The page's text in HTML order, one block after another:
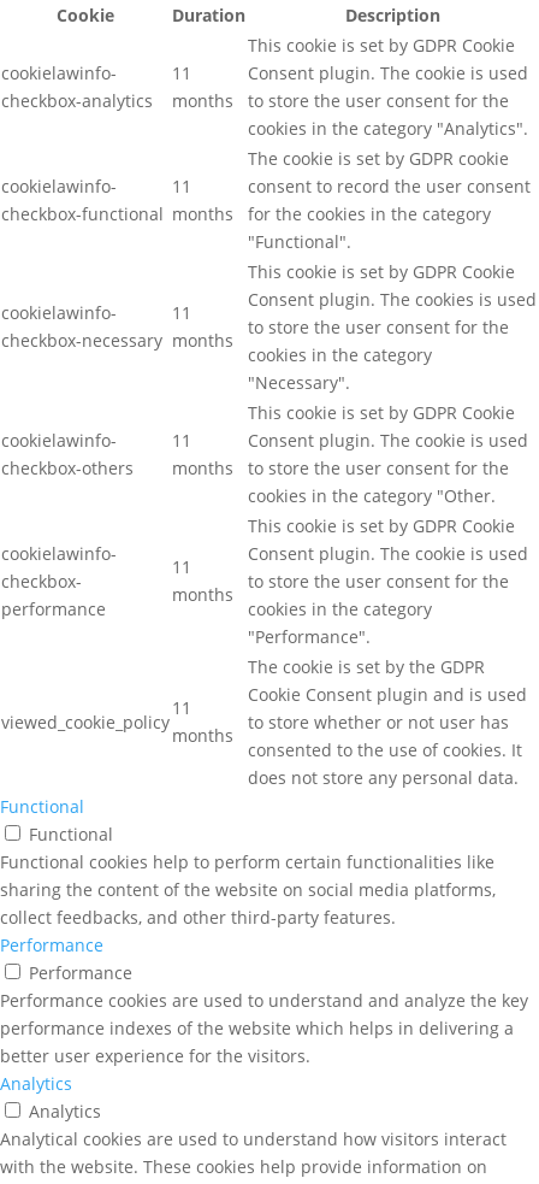
Cookie
Duration Description
cookielawinfo-
checkbox-analytics
11
months
This cookie is set by GDPR Cookie
Consent plugin. The cookie is used
to store the user consent for the
cookies in the category "Analytics".
cookielawinfo-
checkbox-functional
11
months
The cookie is set by GDPR cookie
consent to record the user consent
for the cookies in the category
"Functional".
cookielawinfo-
checkbox-necessary
11
months
This cookie is set by GDPR Cookie
Consent plugin. The cookies is used
to store the user consent for the
cookies in the category
"Necessary".
cookielawinfo-
checkbox-others
11
months
This cookie is set by GDPR Cookie
Consent plugin. The cookie is used
to store the user consent for the
cookies in the category "Other.
cookielawinfo-
checkbox-
performance
11
months
This cookie is set by GDPR Cookie
Consent plugin. The cookie is used
to store the user consent for the
cookies in the category
"Performance".
viewed_cookie_policy
11
months
The cookie is set by the GDPR
Cookie Consent plugin and is used
to store whether or not user has
consented to the use of cookies. It
does not store any personal data.
Functional
Functional
Functional cookies help to perform certain functionalities like
sharing the content of the website on social media platforms,
collect feedbacks, and other third-party features.
Performance
Performance
Performance cookies are used to understand and analyze the key
performance indexes of the website which helps in delivering a
better user experience for the visitors.
Analytics
Analytics
Analytical cookies are used to understand how visitors interact
with the website. These cookies help provide information on